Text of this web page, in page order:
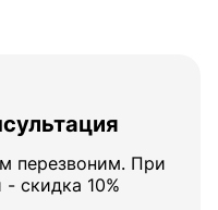
перезвоним. При
скидка 10%